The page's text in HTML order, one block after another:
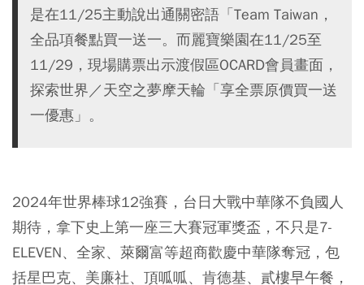
是在11/25主動說出通關密語「Team Taiwan，
全品項餐點買一送一。而麗寶樂園在11/25至
11/29，現場購票出示渡假區OCARD會員畫面，
探索世界／天空之夢摩天輪「享全票原價買一送
一優惠」。
2024年世界棒球12強賽，台日大戰中華隊不負國人
期待，拿下史上第一座三大賽冠軍獎盃，不只是7-
ELEVEN、全家、萊爾富等超商歡慶中華隊奪冠，包
括星巴克、美廉社、頂呱呱、肯德基、貳樓早午餐，